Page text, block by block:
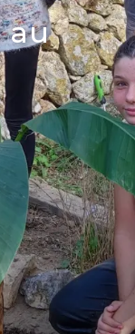
au